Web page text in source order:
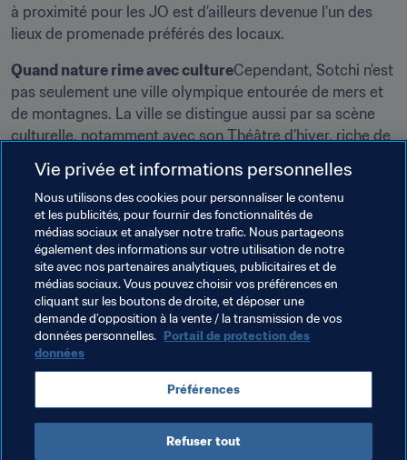
à proximité pour les JO est d’ailleurs devenue l’un des
lieux de promenade préférés des locaux.
Quand nature rime avec cultureCependant, Sotchi n’est
pas seulement une ville olympique entourée de mers et
de montagnes. La ville se distingue aussi par sa scène
culturelle, notamment avec son Théâtre d’hiver, riche de
films. Compte tenu du nombre de films tournés à Sotchi
et dans ses environs, la ville est parfois considérée
comme la Hollywood russe.
Pendant votre séjour, nous vous recommandons
également de visiter la station ferroviaire, le port (où
vous admirerez les plus beaux couchers de soleil de la
ville), la tour Akhun, le musée d’art de Sotchi, l’arboretum,
avec ses 1500 espèces de plantes exotiques, l’aquarium
et le Riviera Park. Enfin, l’été est une saison
particulièrement festive à Sotchi ; aussi vous trouverez
sans mal de quoi vous amuser dès que le soleil se
Vie privée et informations personnelles
Nous utilisons des cookies pour personnaliser le contenu
et les publicités, pour fournir des fonctionnalités de
médias sociaux et analyser notre trafic. Nous partageons
également des informations sur votre utilisation de notre
site avec nos partenaires analytiques, publicitaires et de
médias sociaux. Vous pouvez choisir vos préférences en
cliquant sur les boutons de droite, et déposer une
demande d’opposition à la vente / la transmission de vos
données personnelles. Portail de protection des
données
Préférences
Refuser tout